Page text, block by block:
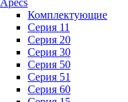
Apecs
Комплектующие
Серия 11
Серия 20
Серия 30
Серия 50
Серия 51
Серия 60